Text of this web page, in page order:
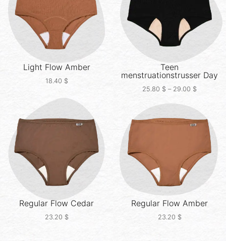
Light Flow Amber
18.40 $
Teen
menstruationstrusser Day
25.80 $ – 29.00 $
Regular Flow Cedar
23.20 $
Regular Flow Amber
23.20 $